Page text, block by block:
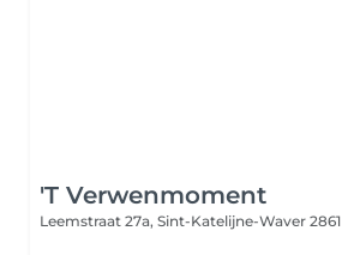
'T Verwenmoment
Leemstraat 27a, Sint-Katelijne-Waver 2861